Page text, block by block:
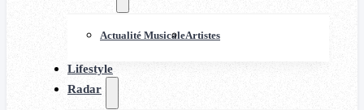
Actualité MusicaleArtistes
Lifestyle
Radar